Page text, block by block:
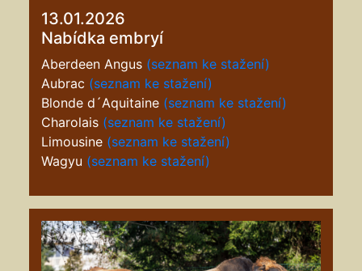
13.01.2026
Nabídka embryí
Aberdeen Angus (seznam ke stažení)
Aubrac (seznam ke stažení)
Blonde d´Aquitaine (seznam ke stažení)
Charolais (seznam ke stažení)
Limousine (seznam ke stažení)
Wagyu (seznam ke stažení)